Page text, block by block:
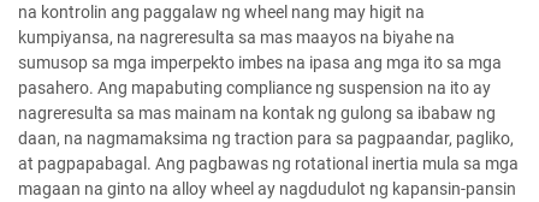
na kontrolin ang paggalaw ng wheel nang may higit na
kumpiyansa, na nagreresulta sa mas maayos na biyahe na
sumusop sa mga imperpekto imbes na ipasa ang mga ito sa mga
pasahero. Ang mapabuting compliance ng suspension na ito ay
nagreresulta sa mas mainam na kontak ng gulong sa ibabaw ng
daan, na nagmamaksima ng traction para sa pagpaandar, pagliko,
at pagpapabagal. Ang pagbawas ng rotational inertia mula sa mga
magaan na ginto na alloy wheel ay nagdudulot ng kapansin-pansin